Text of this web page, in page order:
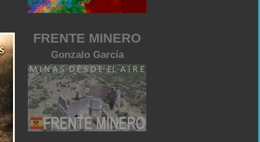
FRENTE MINERO
Gonzalo García